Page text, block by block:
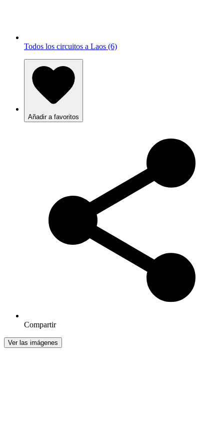
Todos los circuitos a Laos (6)
Añadir a favoritos
Compartir
Ver las imágenes